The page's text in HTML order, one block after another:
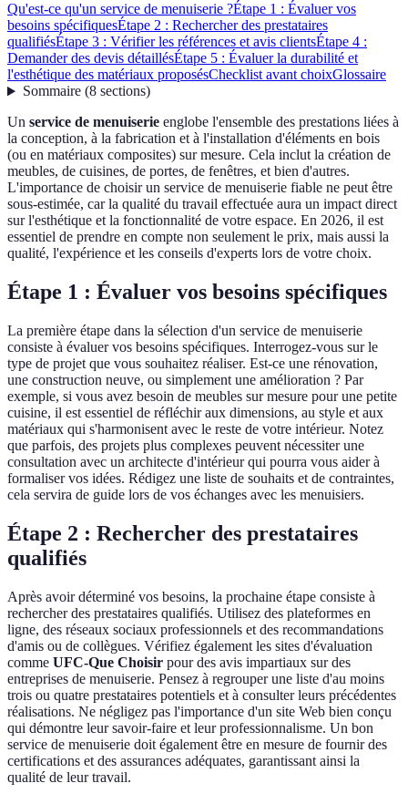
Qu'est-ce qu'un service de menuiserie ?Étape 1 : Évaluer vos
besoins spécifiquesÉtape 2 : Rechercher des prestataires
qualifiésÉtape 3 : Vérifier les références et avis clientsÉtape 4 :
Demander des devis détaillésÉtape 5 : Évaluer la durabilité et
l'esthétique des matériaux proposésChecklist avant choixGlossaire
Sommaire(8 sections)
Un service de menuiserie englobe l'ensemble des prestations liées à
la conception, à la fabrication et à l'installation d'éléments en bois
(ou en matériaux composites) sur mesure. Cela inclut la création de
meubles, de cuisines, de portes, de fenêtres, et bien d'autres.
L'importance de choisir un service de menuiserie fiable ne peut être
sous-estimée, car la qualité du travail effectuée aura un impact direct
sur l'esthétique et la fonctionnalité de votre espace. En 2026, il est
essentiel de prendre en compte non seulement le prix, mais aussi la
qualité, l'expérience et les conseils d'experts lors de votre choix.
Étape 1 : Évaluer vos besoins spécifiques
La première étape dans la sélection d'un service de menuiserie
consiste à évaluer vos besoins spécifiques. Interrogez-vous sur le
type de projet que vous souhaitez réaliser. Est-ce une rénovation,
une construction neuve, ou simplement une amélioration ? Par
exemple, si vous avez besoin de meubles sur mesure pour une petite
cuisine, il est essentiel de réfléchir aux dimensions, au style et aux
matériaux qui s'harmonisent avec le reste de votre intérieur. Notez
que parfois, des projets plus complexes peuvent nécessiter une
consultation avec un architecte d'intérieur qui pourra vous aider à
formaliser vos idées. Rédigez une liste de souhaits et de contraintes,
cela servira de guide lors de vos échanges avec les menuisiers.
Étape 2 : Rechercher des prestataires
qualifiés
Après avoir déterminé vos besoins, la prochaine étape consiste à
rechercher des prestataires qualifiés. Utilisez des plateformes en
ligne, des réseaux sociaux professionnels et des recommandations
d'amis ou de collègues. Vérifiez également les sites d'évaluation
comme UFC-Que Choisir pour des avis impartiaux sur des
entreprises de menuiserie. Pensez à regrouper une liste d'au moins
trois ou quatre prestataires potentiels et à consulter leurs précédentes
réalisations. Ne négligez pas l'importance d'un site Web bien conçu
qui démontre leur savoir-faire et leur professionnalisme. Un bon
service de menuiserie doit également être en mesure de fournir des
certifications et des assurances adéquates, garantissant ainsi la
qualité de leur travail.